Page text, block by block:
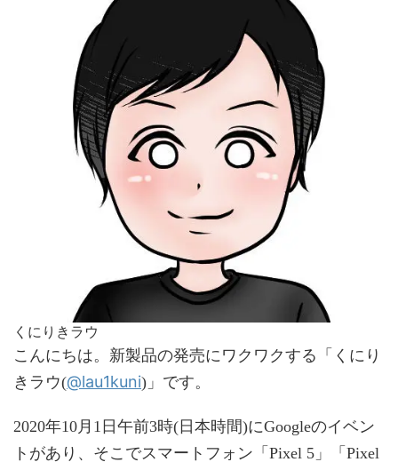
くにりきラウ
こんにちは。新製品の発売にワクワクする「くにり
きラウ(@lau1kuni)」です。
2020年10月1日午前3時(日本時間)にGoogleのイベン
トがあり、そこでスマートフォン「Pixel 5」「Pixel